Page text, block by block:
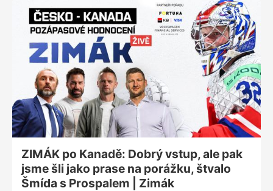
mistr světa Radim Vrbata. Rozebírala se taktika týmu,
výkony hráčů, ale především strategie národního týmu
do budoucna. A koncept českého hokeje pro příští
roky. Názor? Udělejme z šampionátů přípravu na
Světový pohár a na olympiádu.
ZIMÁK po Kanadě: Dobrý vstup, ale pak
jsme šli jako prase na porážku, štvalo
Šmída s Prospalem | Zimák